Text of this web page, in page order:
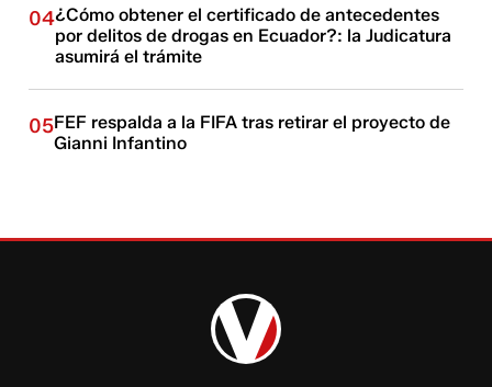
04¿Cómo obtener el certificado de antecedentes
por delitos de drogas en Ecuador?: la Judicatura
asumirá el trámite
05FEF respalda a la FIFA tras retirar el proyecto de
Gianni Infantino